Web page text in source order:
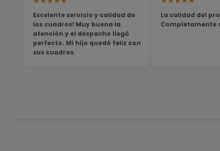
Excelente servicio y calidad de
los cuadros! Muy buena la
atención y el despacho llegó
perfecto. Mi hijo quedó feliz con
sus cuadros.
La calidad del
Completamente